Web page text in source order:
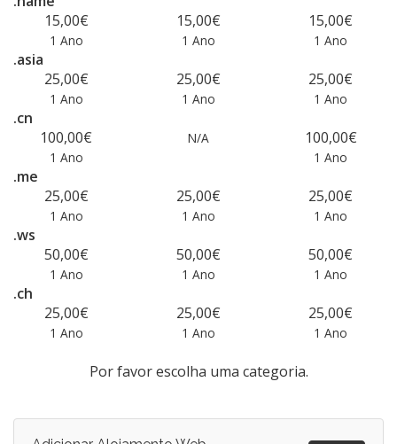
15,00€
1 Ano
15,00€
1 Ano
15,00€
1 Ano
.asia
25,00€
1 Ano
25,00€
1 Ano
25,00€
1 Ano
.cn
100,00€
1 Ano
N/A 100,00€
1 Ano
.me
25,00€
1 Ano
25,00€
1 Ano
25,00€
1 Ano
.ws
50,00€
1 Ano
50,00€
1 Ano
50,00€
1 Ano
.ch
25,00€
1 Ano
25,00€
1 Ano
25,00€
1 Ano
Por favor escolha uma categoria.